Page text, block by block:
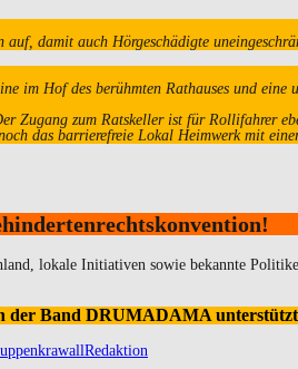
damit auch Hörgeschädigte
im Hof des berühmten Rathauses und
Zugang zum Ratskeller ist für Rollifahrer
das barrierefreie Lokal Heimwerk mit
lokale Initiativen sowie bekannte
der Band DRUMADAMA
Redaktion